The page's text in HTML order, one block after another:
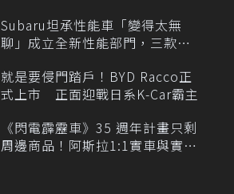
Subaru坦承性能車「變得太無
聊」成立全新性能部門，三款手
就是要侵門踏戶！BYD Racco正
式上市 正面迎戰日系K-Car霸主
《閃電霹靂車》35 週年計畫只剩
周邊商品！阿斯拉1:1實車與實體